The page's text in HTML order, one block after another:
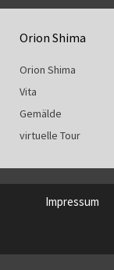
Orion Shima
Orion Shima
Vita
Gemälde
virtuelle Tour
Impressum